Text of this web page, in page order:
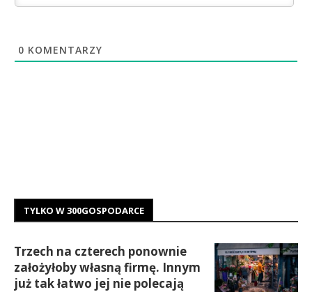
0 KOMENTARZY
TYLKO W 300GOSPODARCE
Trzech na czterech ponownie
założyłoby własną firmę. Innym
już tak łatwo jej nie polecają